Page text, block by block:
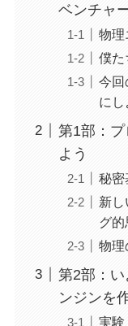
ベンチャ
物理
僕た
今回
にし
第1部：
よう
秘密
新
グ的
物理
第2部：
ンジンを
実験